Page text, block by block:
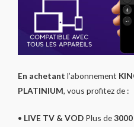
En achetant l’abonnement
PLATINIUM, vous profitez de :
• LIVE TV & VOD Plus de